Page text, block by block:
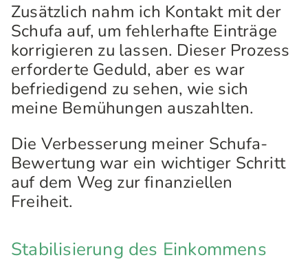
Zusätzlich nahm ich Kontakt mit der
Schufa auf, um fehlerhafte Einträge
korrigieren zu lassen. Dieser Prozess
erforderte Geduld, aber es war
befriedigend zu sehen, wie sich
meine Bemühungen auszahlten.
Die Verbesserung meiner Schufa-
Bewertung war ein wichtiger Schritt
auf dem Weg zur finanziellen
Freiheit.
Stabilisierung des Einkommens